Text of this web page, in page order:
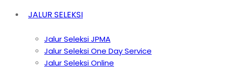
JALUR SELEKSI
Jalur Seleksi JPMA
Jalur Seleksi One Day Service
Jalur Seleksi Online